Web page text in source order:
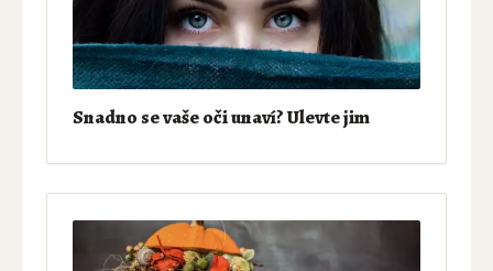
Snadno se vaše oči unaví? Ulevte jim